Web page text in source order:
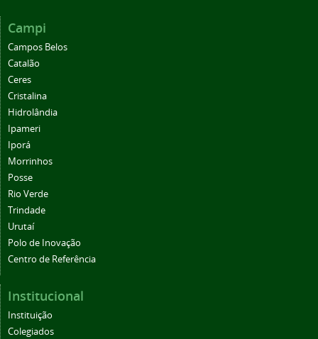
Campi
Campos Belos
Catalão
Ceres
Cristalina
Hidrolândia
Ipameri
Iporá
Morrinhos
Posse
Rio Verde
Trindade
Urutaí
Polo de Inovação
Centro de Referência
Institucional
Instituição
Colegiados